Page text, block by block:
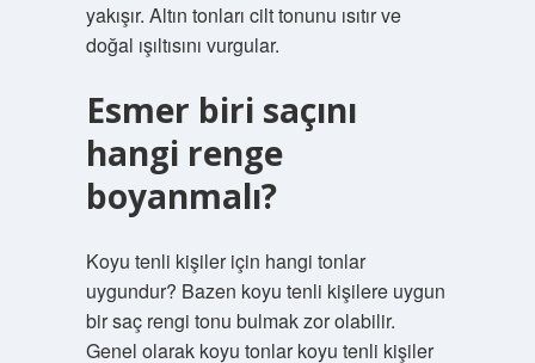
yakışır. Altın tonları cilt tonunu ısıtır ve
doğal ışıltısını vurgular.
Esmer biri saçını
hangi renge
boyanmalı?
Koyu tenli kişiler için hangi tonlar
uygundur? Bazen koyu tenli kişilere uygun
bir saç rengi tonu bulmak zor olabilir.
Genel olarak koyu tonlar koyu tenli kişiler